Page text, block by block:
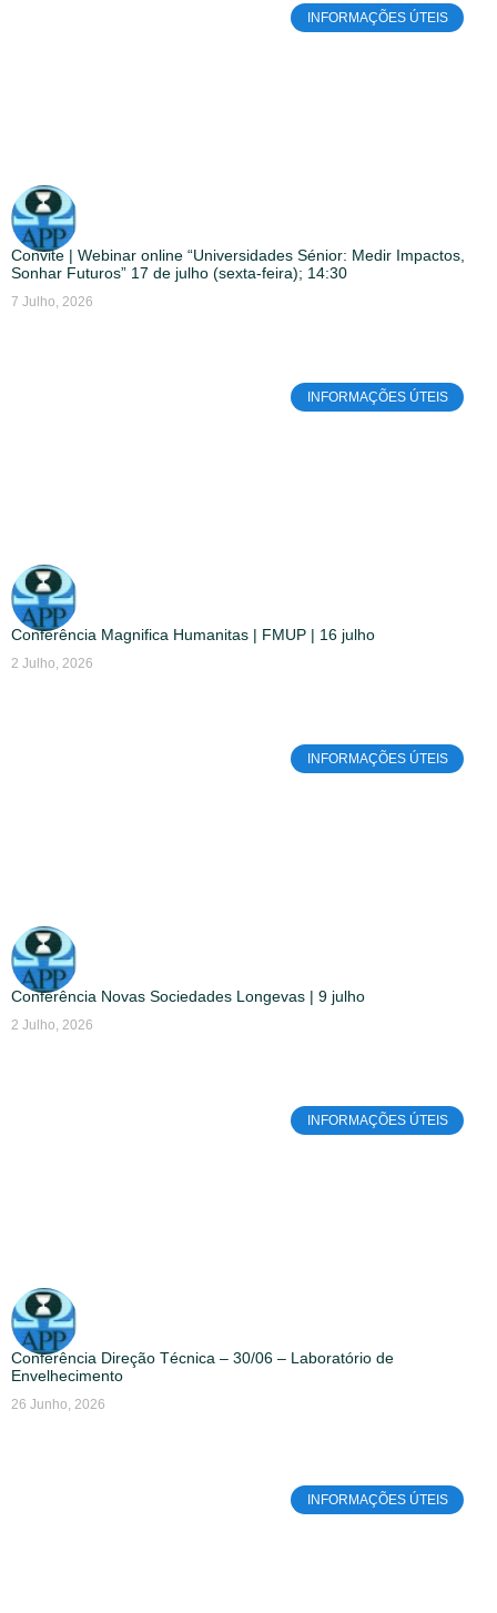
INFORMAÇÕES ÚTEIS
Convite | Webinar online “Universidades Sénior: Medir Impactos,
Sonhar Futuros” 17 de julho (sexta-feira); 14:30
7 Julho, 2026
INFORMAÇÕES ÚTEIS
Conferência Magnifica Humanitas | FMUP | 16 julho
2 Julho, 2026
INFORMAÇÕES ÚTEIS
Conferência Novas Sociedades Longevas | 9 julho
2 Julho, 2026
INFORMAÇÕES ÚTEIS
Conferência Direção Técnica – 30/06 – Laboratório de
Envelhecimento
26 Junho, 2026
INFORMAÇÕES ÚTEIS